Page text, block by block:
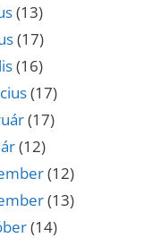
(13)
(17)
(16)
(17)
(17)
(12)
(12)
(13)
(14)